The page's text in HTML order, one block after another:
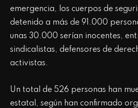
emergencia, los cuerpos de
detenido a más de 91.000
unas 30.000 serían inocentes,
sindicalistas, defensores de
activistas.
Un total de 526 personas han
estatal, según han confirmado